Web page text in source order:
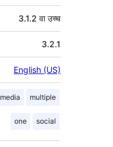
3.1.2 वा उच्च
3.2.1
English (US)
media multiple
one social